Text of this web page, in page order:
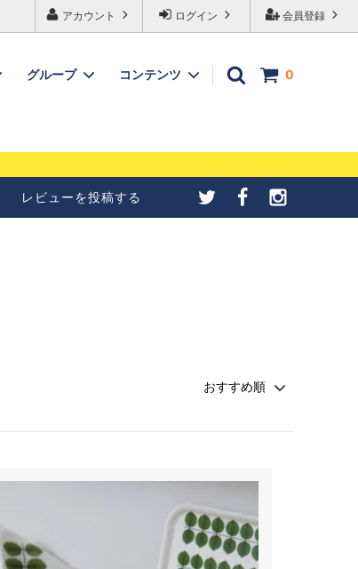
会員登録
ログイン
アカウント
0
グループ コンテンツ
レビューを投稿する